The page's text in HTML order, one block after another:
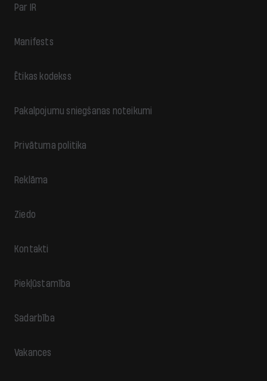
Par IR
Manifests
Ētikas kodekss
Pakalpojumu sniegšanas noteikumi
Privātuma politika
Reklāma
Ziedo
Kontakti
Piekļūstamība
Sadarbība
Vakances